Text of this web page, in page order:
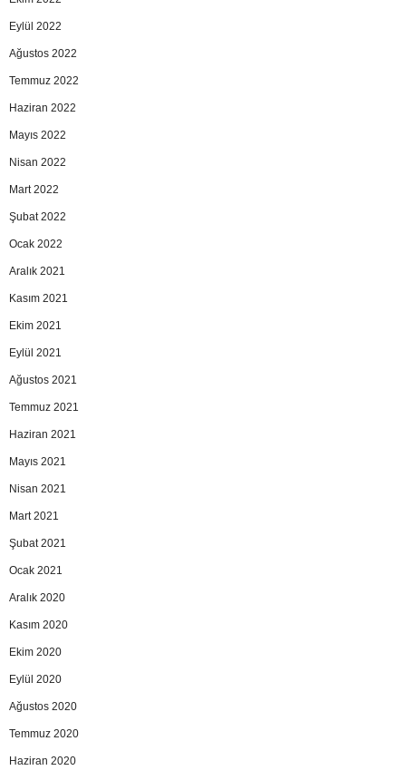
Eylül 2022
Ağustos 2022
Temmuz 2022
Haziran 2022
Mayıs 2022
Nisan 2022
Mart 2022
Şubat 2022
Ocak 2022
Aralık 2021
Kasım 2021
Ekim 2021
Eylül 2021
Ağustos 2021
Temmuz 2021
Haziran 2021
Mayıs 2021
Nisan 2021
Mart 2021
Şubat 2021
Ocak 2021
Aralık 2020
Kasım 2020
Ekim 2020
Eylül 2020
Ağustos 2020
Temmuz 2020
Haziran 2020